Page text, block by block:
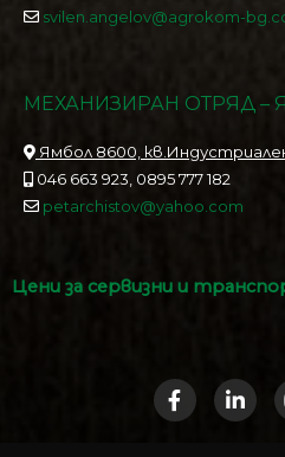
svilen.angelov@agrokom-
МЕХАНИЗИРАН ОТРЯД –
Ямбол 8600,
046 663 923, 0895 777 182
petarchistov@yahoo.com
Цени за сервизни и
F
a
c
L
i
n